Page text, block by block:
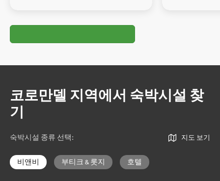
코로만델 지역에서 숙박시설 찾
기
숙박시설 종류 선택: 지도 보기
비앤비 부티크 & 롯지 호텔